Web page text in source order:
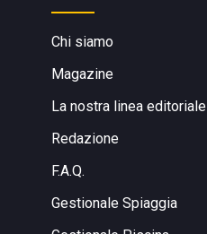
Chi siamo
Magazine
La nostra linea editoriale
Redazione
F.A.Q.
Gestionale Spiaggia